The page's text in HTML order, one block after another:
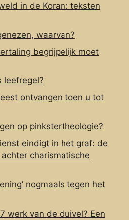
in de Koran: teksten
waarvan?
begrijpelijk moet
leefregel?
ontvangen toen u tot
op pinkstertheologie?
eindigt in het graf: de
charismatische
nogmaals tegen het
werk van de duivel? Een